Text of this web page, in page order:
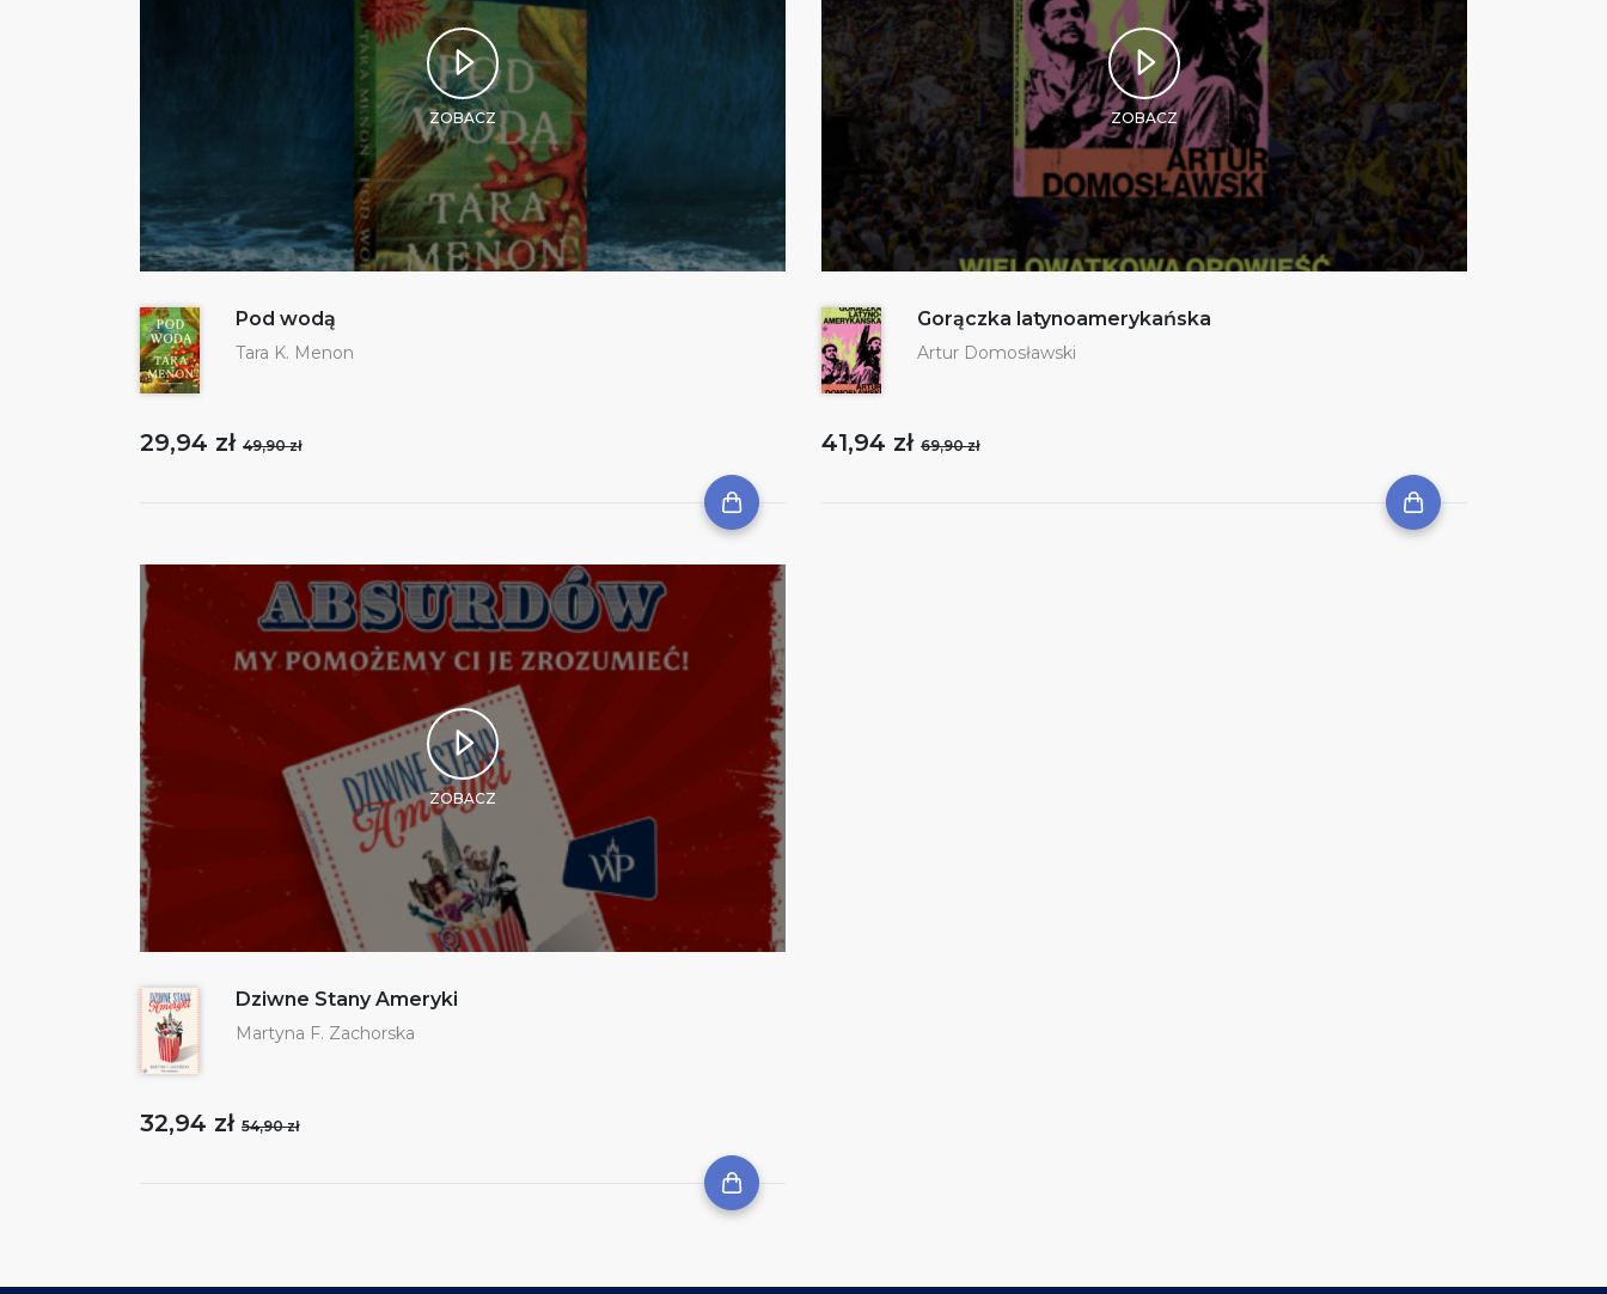
ZOBACZ
Pod wodą
Tara K. Menon
29,94 zł 49,90 zł
ZOBACZ
Gorączka latynoamerykańska
Artur Domosławski
41,94 zł 69,90 zł
ZOBACZ
Dziwne Stany Ameryki
Martyna F. Zachorska
32,94 zł 54,90 zł